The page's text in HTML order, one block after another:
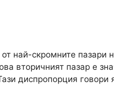
най-скромните пазари
вторичният пазар е
диспропорция